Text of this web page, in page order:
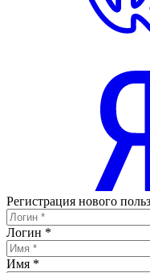
Регистрация нового
Логин *
Имя *